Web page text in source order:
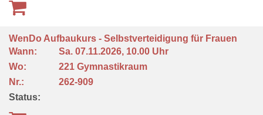
WenDo Aufbaukurs - Selbstverteidigung für Frauen
Wann:
Sa. 07.11.2026, 10.00 Uhr
Wo:
221 Gymnastikraum
Nr.:
262-909
Status: